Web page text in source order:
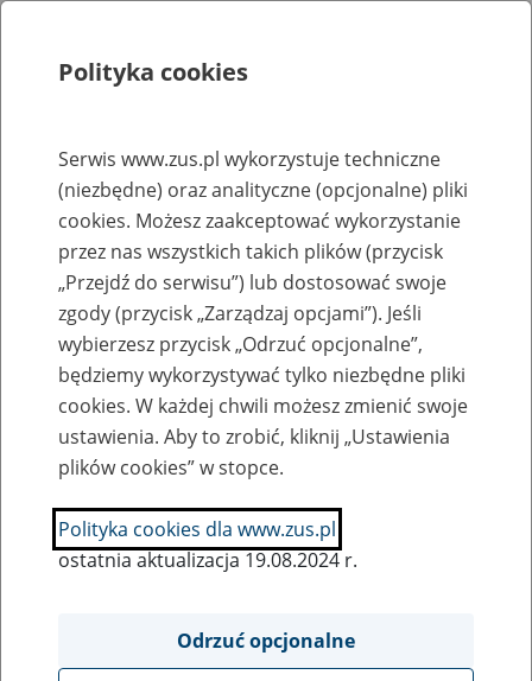
Rejestry, ewidencje i archiwa
Baza zlikwidowanych lub
przekształconych zakładów pracy
Nazwa zakładu pracy:
SZUKAJ
Polityka cookies
Serwis www.zus.pl wykorzystuje techniczne
(niezbędne) oraz analityczne (opcjonalne) pliki
cookies. Możesz zaakceptować wykorzystanie
przez nas wszystkich takich plików (przycisk
„Przejdź do serwisu”) lub dostosować swoje
zgody (przycisk „Zarządzaj opcjami”). Jeśli
wybierzesz przycisk „Odrzuć opcjonalne”,
będziemy wykorzystywać tylko niezbędne pliki
cookies. W każdej chwili możesz zmienić swoje
ustawienia. Aby to zrobić, kliknij „Ustawienia
plików cookies” w stopce.
Polityka cookies dla www.zus.pl
ostatnia aktualizacja 19.08.2024 r.
Odrzuć opcjonalne